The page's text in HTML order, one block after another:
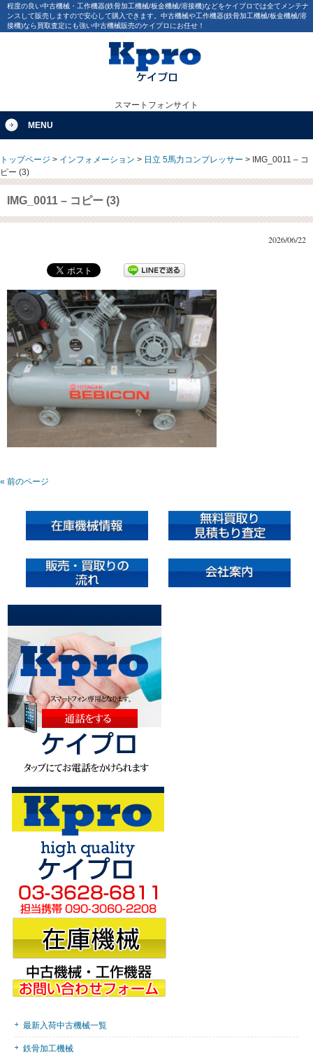
程度の良い中古機械・工作機器(鉄骨加工機械/板金機械/溶接機)などをケイプロでは全てメンテナ
ンスして販売しますので安心して購入できます。中古機械や工作機器(鉄骨加工機械/板金機械/溶
接機)なら買取査定にも強い中古機械販売のケイプロにお任せ！
スマートフォンサイト
MENU
トップページ > インフォメーション > 日立 5馬力コンプレッサー > IMG_0011 – コ
ピー (3)
IMG_0011 – コピー (3)
2026/06/22
« 前のページ
最新入荷中古機械一覧
鉄骨加工機械